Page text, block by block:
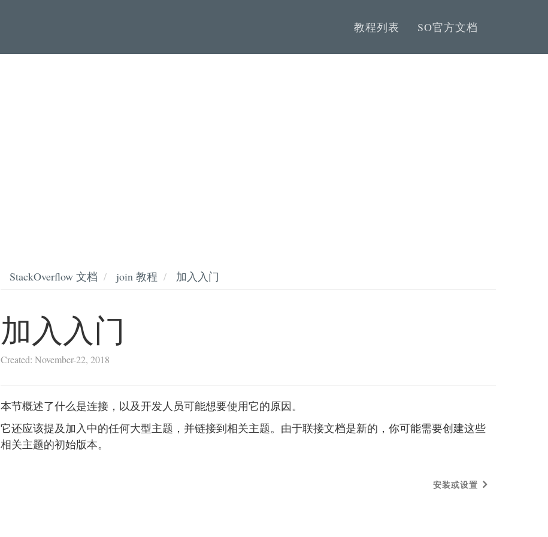
教程列表 SO官方文档
StackOverflow 文档 join 教程 加入入门
加入入门
Created: November-22, 2018
本节概述了什么是连接，以及开发人员可能想要使用它的原因。
它还应该提及加入中的任何大型主题，并链接到相关主题。由于联接文档是新的，你可能需要创建这些
相关主题的初始版本。
安装或设置